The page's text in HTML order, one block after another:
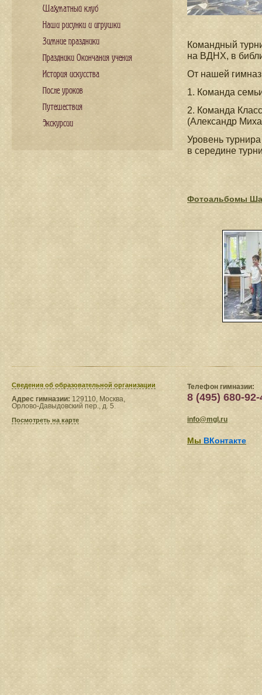
Командный
на ВДНХ, в
От нашей
1. Команда
2. Команда
(Александр
Уровень
в середине
Фотоальбомы
Шахматный клуб
Наши рисунки и игрушки
Зимние праздники
Праздники Окончания учения
История искусства
После уроков
Путешествия
Экскурсии
Сведения​ об образовательной организации
Адрес гимназии: 129110, Москва,
Орлово-Давыдовский пер., д. 5.
Посмотреть на карте
Телефон гимназии:
8 (495) 680-92-
info@mgl.ru
Мы ВКонтакте